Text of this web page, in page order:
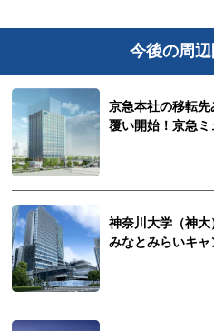
今後の周
京急本社の移転
覆い開始！京急
神奈川大学（神
みなとみらいキャ